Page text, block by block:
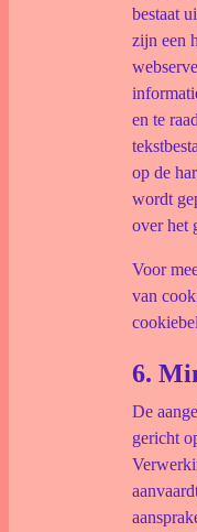
bestaat
zijn een
en te
op de
wordt
over het
Voor
van
6.
De
gericht